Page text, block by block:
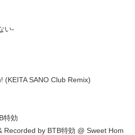
い-
(KEITA SANO Club Remix)
特効
Recorded by BTB特効 @ Sweet Hom